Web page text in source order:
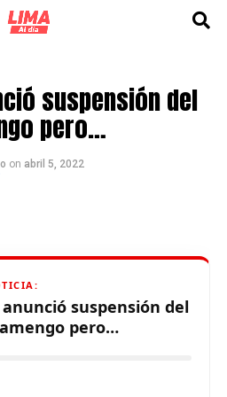
suspensión del
pero…
on abril 5, 2022
suspensión del
pero…